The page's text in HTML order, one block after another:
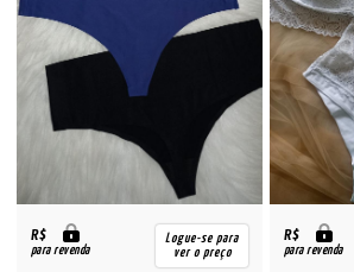
R$
para revenda
Logue-se para
ver o preço
R$
para revenda